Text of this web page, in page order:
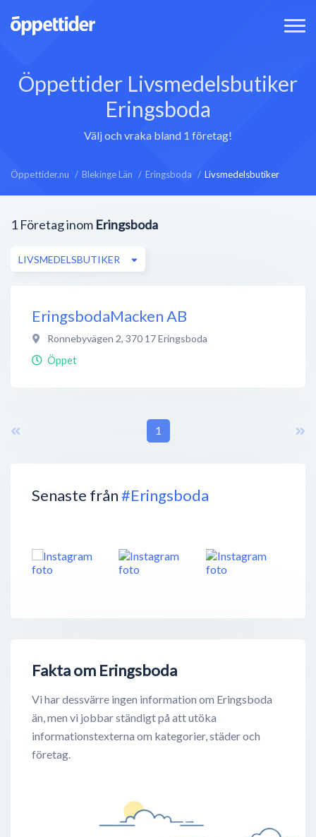
Öppettider Livsmedelsbutiker
Eringsboda
Välj och vraka bland 1 företag!
Öppettider.nu Blekinge Län Eringsboda Livsmedelsbutiker
Senaste från#Eringsboda
Fakta om Eringsboda
Vi har dessvärre ingen information om Eringsboda
än, men vi jobbar ständigt på att utöka
informationstexterna om kategorier, städer och
företag.
1 Företag inom Eringsboda
LIVSMEDELSBUTIKER
EringsbodaMacken AB
Ronnebyvägen 2, 370 17Eringsboda
Öppet
1